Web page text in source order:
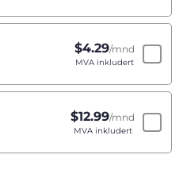
$4.29/mnd
MVA inkludert
$12.99/mnd
MVA inkludert